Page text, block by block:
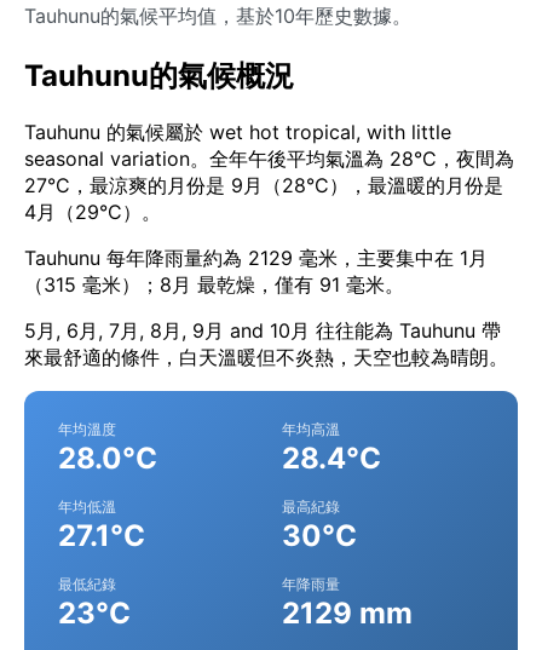
Tauhunu的氣候平均值，基於10年歷史數據。
Tauhunu的氣候概況
Tauhunu 的氣候屬於 wet hot tropical, with little
seasonal variation。全年午後平均氣溫為 28°C，夜間為
27°C，最涼爽的月份是 9月（28°C），最溫暖的月份是
4月（29°C）。
Tauhunu 每年降雨量約為 2129 毫米，主要集中在 1月
（315 毫米）；8月 最乾燥，僅有 91 毫米。
5月, 6月, 7月, 8月, 9月 and 10月 往往能為 Tauhunu 帶
來最舒適的條件，白天溫暖但不炎熱，天空也較為晴朗。
年均溫度
28.0°C
年均高溫
28.4°C
年均低溫
27.1°C
最高紀錄
30°C
最低紀錄
23°C
年降雨量
2129 mm